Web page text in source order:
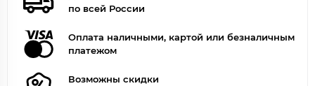
по всей России
Оплата наличными, картой или безналичным
платежом
Возможны скидки